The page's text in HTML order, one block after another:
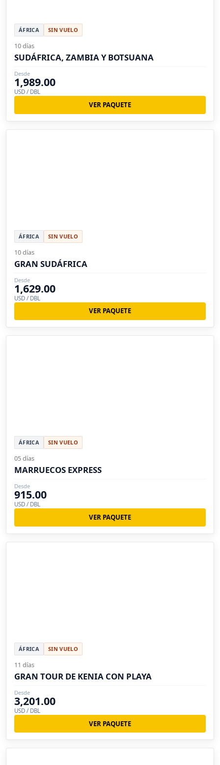
ÁFRICA SIN VUELO
10 días
SUDÁFRICA, ZAMBIA Y BOTSUANA
Desde
1,989.00
USD / DBL
VER PAQUETE
ÁFRICA SIN VUELO
10 días
GRAN SUDÁFRICA
Desde
1,629.00
USD / DBL
VER PAQUETE
ÁFRICA SIN VUELO
05 días
MARRUECOS EXPRESS
Desde
915.00
USD / DBL
VER PAQUETE
ÁFRICA SIN VUELO
11 días
GRAN TOUR DE KENIA CON PLAYA
Desde
3,201.00
USD / DBL
VER PAQUETE